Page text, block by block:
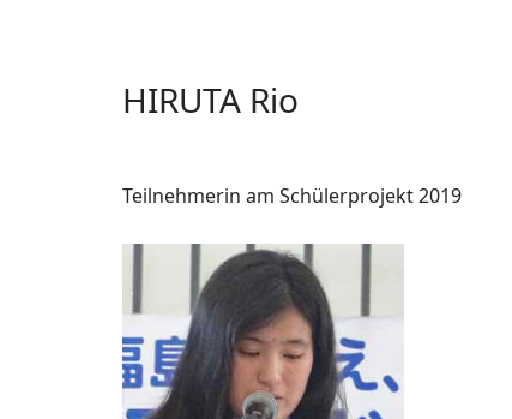
HIRUTA Rio
Teilnehmerin am Schülerprojekt 2019